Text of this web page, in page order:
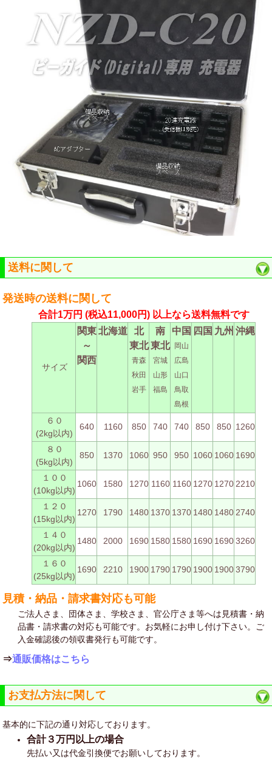
送料に関して
発送時の送料に関して
合計1万円 (税込11,000円)以上なら送料無料です
サイズ
関東
～
関西
北海道
北
東北
青森
秋田
岩手
南
東北
宮城
山形
福島
中国
岡山
広島
山口
鳥取
島根
四国 九州 沖縄
６０
(2kg以内)
640 1160 850 740 740 850 850 1260
８０
(5kg以内)
850 1370 1060 950 950 1060 1060 1690
１００
(10kg以内)
1060 1580 1270 1160 1160 1270 1270 2210
１２０
(15kg以内)
1270 1790 1480 1370 1370 1480 1480 2740
１４０
(20kg以内)
1480 2000 1690 1580 1580 1690 16903260
１６０
(25kg以内)
1690 2210 1900 1790 1790 1900 19003790
見積・納品・請求書対応も可能
ご法人さま、団体さま、学校さま、官公庁さま等へは見積書・納
品書・請求書の対応も可能です。お気軽にお申し付け下さい。ご
入金確認後の領収書発行も可能です。
⇒通販価格はこちら
お支払方法に関して
基本的に下記の通り対応しております。
合計３万円以上の場合
先払い又は代金引換便でお願いしております。